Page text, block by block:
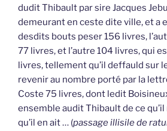
dudit Thibault par sire Jacques
demeurant en ceste dite ville, et a
desdits bouts peser 156 livres,
77 livres, et l’autre 104 livres, qui
livres, tellement qu’il deffauld sur
revenir au nombre porté par la
Coste 75 livres, dont ledit
ensemble audit Thibault de ce qu’il
qu’il en ait … (passage illisile de